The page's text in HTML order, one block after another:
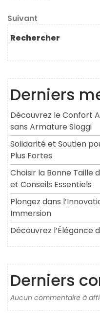
de
l’article
Article
suivant
Suivant
Rechercher
Derniers
Découvrez le Confort
sans Armature Sloggi
Solidarité et Soutien
Plus Fortes
Choisir la Bonne Taille
et Conseils Essentiels
Plongez dans
Immersion
Découvrez l’Élégance
Derniers
Aucun commentaire à